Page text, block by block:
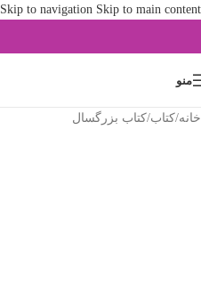
Skip to navigation Skip to main content
منو
خانه/کتاب/کتاب بزرگسال